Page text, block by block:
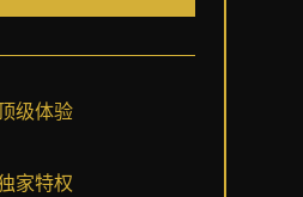
级体验
家特权